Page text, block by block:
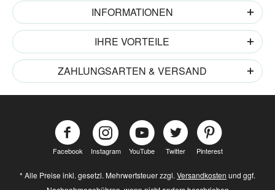
INFORMATIONEN
IHRE VORTEILE
ZAHLUNGSARTEN & VERSAND
Facebook Instagram YouTube Twitter Pinterest
* Alle Preise inkl. gesetzl. Mehrwertsteuer zzgl. Versandkosten und ggf.